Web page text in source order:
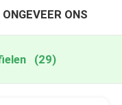
ONGEVEER ONS
(29)